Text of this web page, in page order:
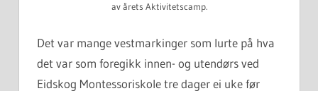
av årets Aktivitetscamp.
Det var mange vestmarkinger som lurte på hva
det var som foregikk innen- og utendørs ved
Eidskog Montessoriskole tre dager ei uke før